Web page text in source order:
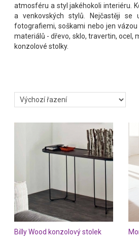
atmosféru a styl jakéhokoli interiéru.
a venkovských stylů. Nejčastěji
fotografiemi, soškami nebo jen
materiálů - dřevo, sklo, travertin, ocel,
konzolové stolky.
Billy Wood konzolový stolek